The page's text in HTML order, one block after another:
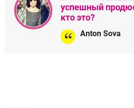
успешный
кто это?
Anton Sova